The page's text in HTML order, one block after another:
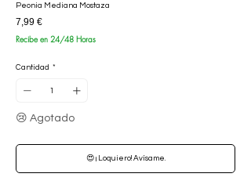
Peonia Mediana Mostaza
7,99 €Precio
Recibe en 24/48 Horas
Cantidad *
😢 Agotado
😍 ¡ Loquiero! Avísame.